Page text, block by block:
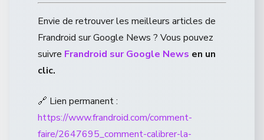
Envie de retrouver les meilleurs articles de
Frandroid sur Google News ? Vous pouvez
suivre Frandroid sur Google News en un
clic.
🔗 Lien permanent :
https://www.frandroid.com/comment-
faire/2647695_comment-calibrer-la-